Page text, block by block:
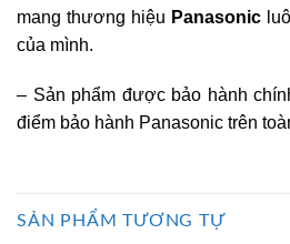
mang thương hiệu Panasonic
của mình.
– Sản phẩm được bảo hành
điểm bảo hành Panasonic trên
SẢN PHẨM TƯƠNG TỰ